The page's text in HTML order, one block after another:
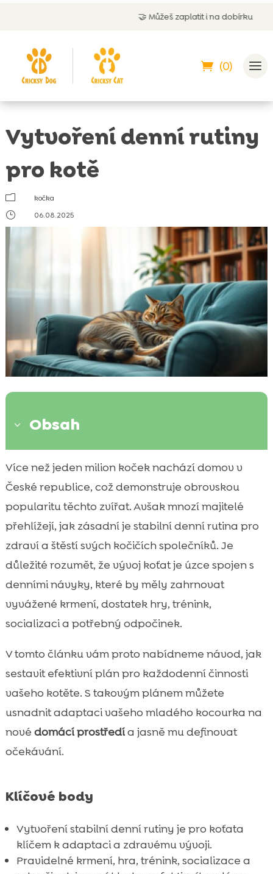
Můžeš zaplatit i na dobírku
(0)
Vytvoření denní rutiny
pro kotě
m
kočka
}
06.08.2025
3 Obsah
 Proč je denní rutina důležitá pro kotě?
 Pravidelný čas krmení
 Zdravý spánek a odpočinek
 Čas na hru a zábavu
Trénink a socializace
Hygienické návyky
Kontrola zdravotního stavu
 Pravidelné návštěvy u veterináře
Kotě denní rutina
 Bezpečné prostředí pro kotě
 Vytvoření klidného prostoru
 Řešení chování kotěte
 Závěr
 FAQ
Více než jeden milion koček nachází domov v
České republice, což demonstruje obrovskou
popularitu těchto zvířat. Avšak mnozí majitelé
přehlížejí, jak zásadní je stabilní denní rutina pro
zdraví a štěstí svých kočičích společníků. Je
důležité rozumět, že vývoj koťat je úzce spojen s
denními návyky, které by měly zahrnovat
vyvážené krmení, dostatek hry, trénink,
socializaci a potřebný odpočinek.
V tomto článku vám proto nabídneme návod, jak
sestavit efektivní plán pro každodenní činnosti
vašeho kotěte. S takovým plánem můžete
usnadnit adaptaci vašeho mladého kocourka na
nové domácí prostředía jasně mu definovat
očekávání.
Klíčové body
Vytvoření stabilní denní rutiny je pro koťata
klíčem k adaptaci a zdravému vývoji.
Pravidelné krmení, hra, trénink, socializace a